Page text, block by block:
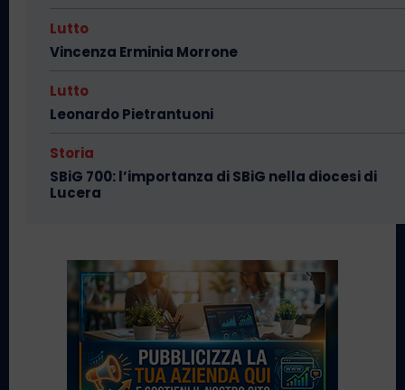
Lutto
Vincenza Erminia Morrone
Lutto
Leonardo Pietrantuoni
Storia
SBiG 700: l’importanza di SBiG nella diocesi di
Lucera